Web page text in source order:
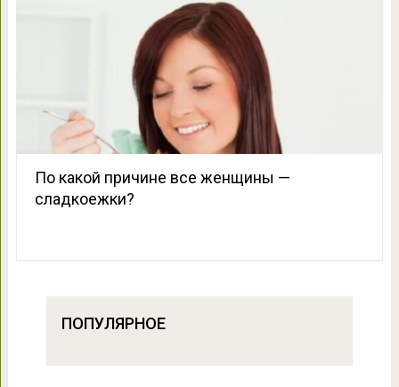
По какой причине все женщины —
сладкоежки?
ПОПУЛЯРНОЕ